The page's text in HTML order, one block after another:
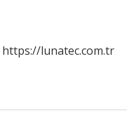
https://lunatec.com.tr